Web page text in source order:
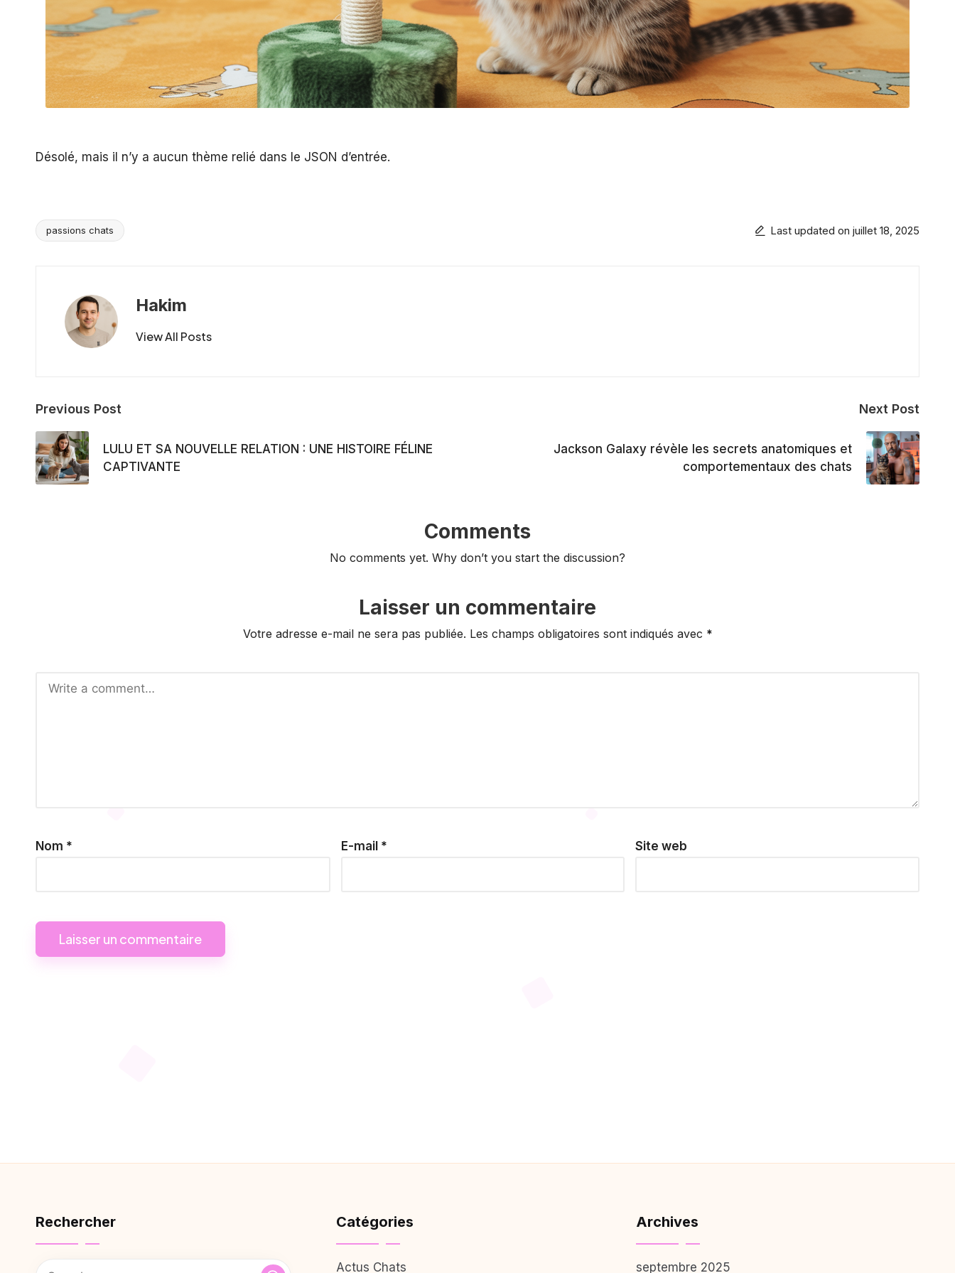
Désolé, mais il n’y a aucun thème relié dans le JSON d’entrée.
Tags:
passions chats Last updated on juillet 18, 2025
Hakim
View All Posts
Post
navigation
Previous Post
LULU ET SA NOUVELLE RELATION : UNE HISTOIRE FÉLINE
CAPTIVANTE
Next Post
Jackson Galaxy révèle les secrets anatomiques et
comportementaux des chats
Comments
No comments yet. Why don’t you start the discussion?
Laisser un commentaire
Votre adresse e-mail ne sera pas publiée. Les champs obligatoires sont indiqués avec *
Nom * E-mail * Site web
Rechercher Catégories
Actus Chats
Archives
septembre 2025